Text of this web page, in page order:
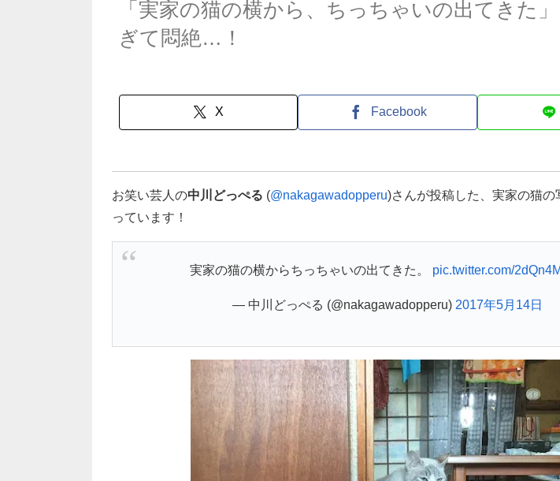
「実家の猫の横から、ちっちゃいの出てきた
ぎて悶絶…！
X Facebook
お笑い芸人の中川どっぺる (@nakagawadopperu)さんが投稿した、実家の猫の
っています！
実家の猫の横からちっちゃいの出てきた。 pic.twitter.com/
— 中川どっぺる (@nakagawadopperu) 2017年5月14日